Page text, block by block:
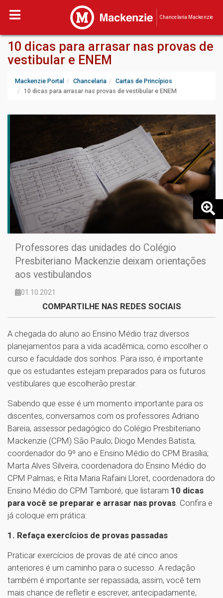
Chancelaria Mackenzie
10 dicas para arrasar nas provas de
vestibular e ENEM
Mackenzie Portal Chancelaria
Cartas de Princípios
10 dicas para arrasar nas provas de vestibular e ENEM
Professores das unidades do Colégio
Presbiteriano Mackenzie deixam orientações
aos vestibulandos
01.10.2021
COMPARTILHE NAS REDES SOCIAIS
A chegada do aluno ao Ensino Médio traz diversos
planejamentos para a vida acadêmica, como escolher o
curso e faculdade dos sonhos. Para isso, é importante
que os estudantes estejam preparados para os futuros
vestibulares que escolherão prestar.
Sabendo que esse é um momento importante para os
discentes, conversamos com os professores Adriano
Bareia, assessor pedagógico do Colégio Presbiteriano
Mackenzie (CPM) São Paulo; Diogo Mendes Batista,
coordenador do 9º ano e Ensino Médio do CPM Brasília;
Marta Alves Silveira, coordenadora do Ensino Médio do
CPM Palmas; e Rita Maria Rafaini Lloret, coordenadora do
Ensino Médio do CPM Tamboré, que listaram 10 dicas
para você se preparar e arrasar nas provas . Confira e
já coloque em prática:
1. Refaça exercícios de provas passadas
Praticar exercícios de provas de até cinco anos
anteriores é um caminho para o sucesso. A redação
também é importante ser repassada, assim, você tem
mais chance de refletir e escrever, antecipadamente,